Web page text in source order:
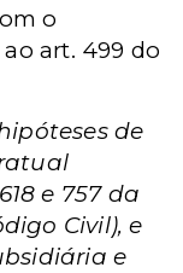
o
art. 499 do
de
e 757 da
Civil), e
e